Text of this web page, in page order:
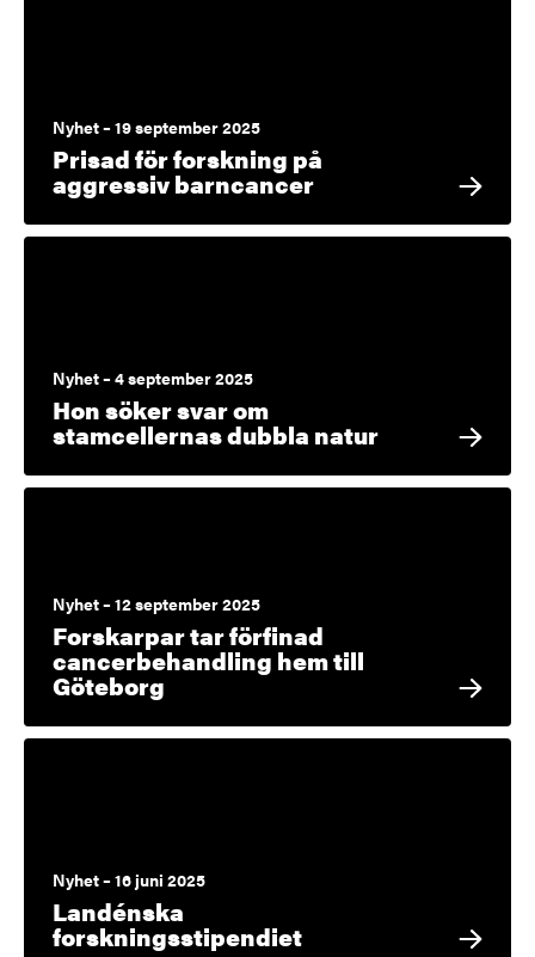
Nyhet – 19 september 2025
Prisad för forskning på
aggressiv barncancer
Nyhet – 4 september 2025
Hon söker svar om
stamcellernas dubbla natur
Nyhet – 12 september 2025
Forskarpar tar förfinad
cancerbehandling hem till
Göteborg
Nyhet – 16 juni 2025
Landénska
forskningsstipendiet